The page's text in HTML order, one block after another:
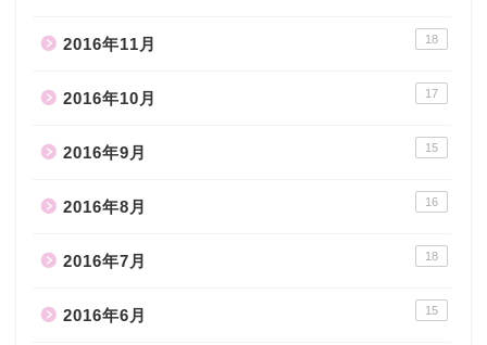
2016年11月 18
2016年10月 17
2016年9月 15
2016年8月 16
2016年7月 18
2016年6月 15